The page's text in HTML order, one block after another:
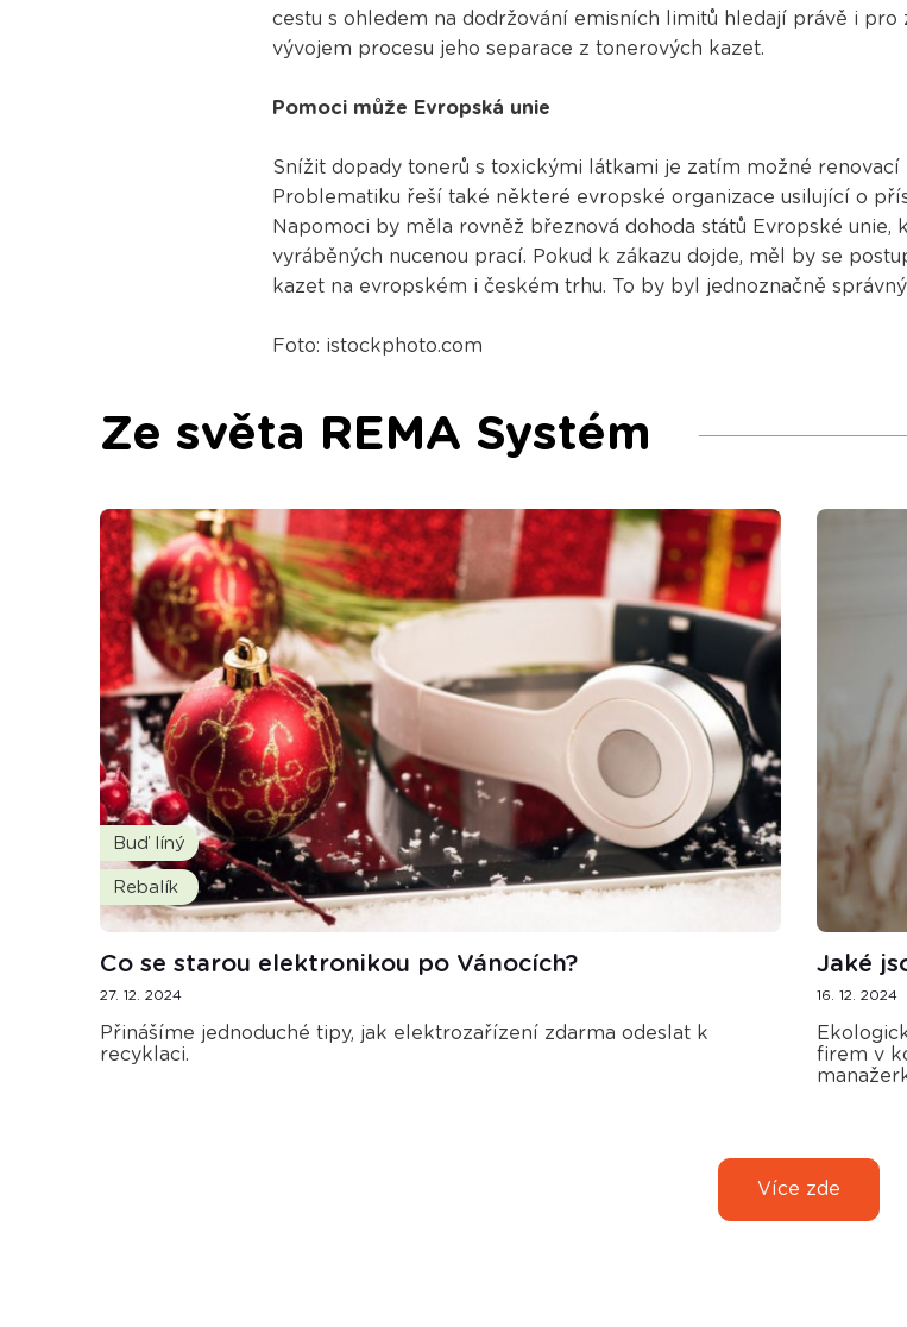
cestu s ohledem na dodržování emisních limitů hledají právě i pro
vývojem procesu jeho separace z tonerových kazet.
Pomoci může Evropská unie
Snížit dopady tonerů s toxickými látkami je zatím možné
Problematiku řeší také některé evropské organizace usilující o
Napomoci by měla rovněž březnová dohoda států Evropské
vyráběných nucenou prací. Pokud k zákazu dojde, měl by se
kazet na evropském i českém trhu. To by byl jednoznačně
Foto: istockphoto.com
Ze světa REMA Systém
Buď líný
Rebalík
Co se starou elektronikou po Vánocích?
27. 12. 2024
Přinášíme jednoduché tipy, jak elektrozařízení zdarma odeslat k
recyklaci.
Jaké
16. 12. 2024
firem v
Více zde